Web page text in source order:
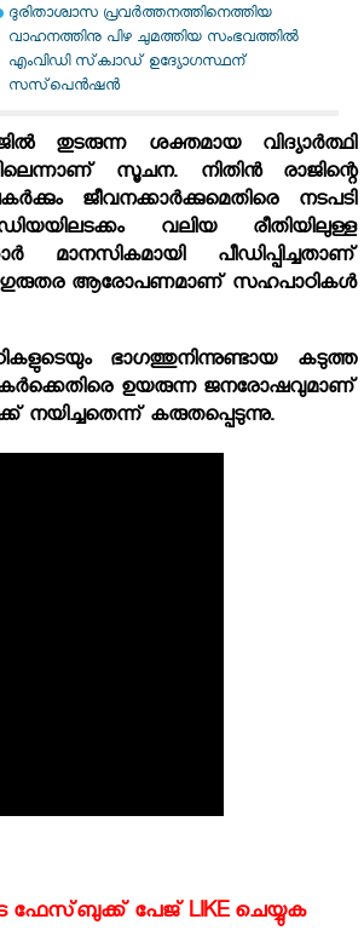
ദുരിതാശ്വാസ പ്രവര്‍ത്തനത്തിനെത്തിയ
വാഹനത്തിനു പിഴ ചുമത്തിയ സംഭവത്തില്‍
എംവിഡി സ്‌ക്വാഡ് ഉദ്യോഗസ്ഥന്
സസ്‌പെന്‍ഷന്‍
തുടരുന്ന ശക്തമായ വിദ്യാര്‍ത്ഥി
സൂചന. നിതിന്‍ രാജിന്റെ
ജീവനക്കാര്‍ക്കുമെതിരെ നടപടി
വലിയ രീതിയിലുള്ള
മാനസികമായി പീഡിപ്പിച്ചതാണ്
ഗുരുതര ആരോപണമാണ് സഹപാഠികള്‍
ഭാഗത്തുനിന്നുണ്ടായ കടുത്ത
ഉയരുന്ന ജനരോഷവുമാണ്
നയിച്ചതെന്ന് കരുതപ്പെടുന്നു.
ഫേസ്‌ബുക്ക്‌ പേജ് LIKE ചെയ്യുക